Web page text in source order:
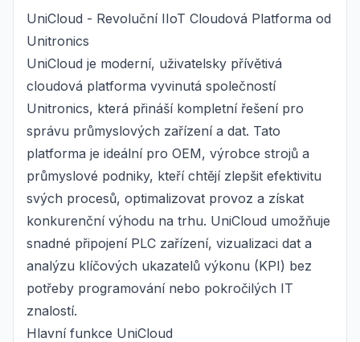
UniCloud - Revoluční IIoT Cloudová Platforma od
Unitronics
UniCloud je moderní, uživatelsky přívětivá
cloudová platforma vyvinutá společností
Unitronics, která přináší kompletní řešení pro
správu průmyslových zařízení a dat. Tato
platforma je ideální pro OEM, výrobce strojů a
průmyslové podniky, kteří chtějí zlepšit efektivitu
svých procesů, optimalizovat provoz a získat
konkurenční výhodu na trhu. UniCloud umožňuje
snadné připojení PLC zařízení, vizualizaci dat a
analýzu klíčových ukazatelů výkonu (KPI) bez
potřeby programování nebo pokročilých IT
znalostí.
Hlavní funkce UniCloud